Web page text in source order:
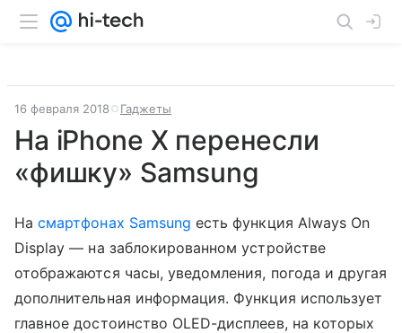
16 февраля 2018 Гаджеты
На iPhone X перенесли
«фишку» Samsung
Насмартфонах Samsung есть функция Always On
Display — на заблокированном устройстве
отображаются часы, уведомления, погода и другая
дополнительная информация. Функция использует
главное достоинство OLED-дисплеев, на которых